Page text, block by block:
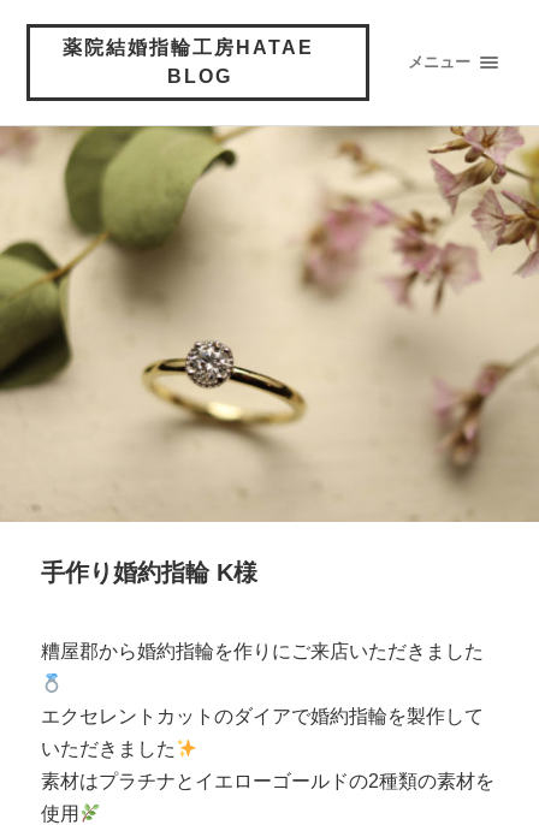
薬院結婚指輪工房HATAE
BLOG
メニュー
手作り婚約指輪 K様
糟屋郡から婚約指輪を作りにご来店いただきました
エクセレントカットのダイアで婚約指輪を製作して
いただきました
素材はプラチナとイエローゴールドの2種類の素材を
使用